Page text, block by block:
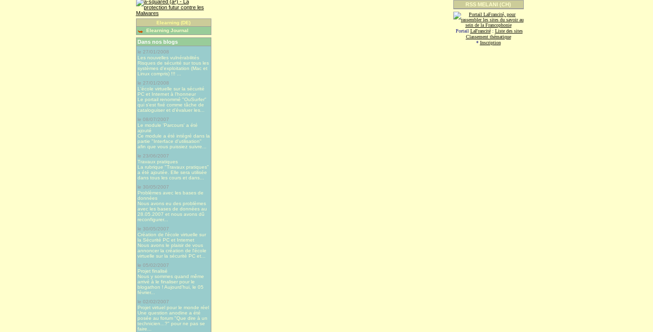
Elearning (DE)
Elearning Journal
Dans nos blogs
le 27/01/2008
Les nouvelles vulnérabilités
Risques de sécurité sur tous les
systèmes d'exploitation (Mac et
Linux compris) !!! ...
le 27/01/2008
L'école virtuelle sur la sécurité
PC et Internet à l'honneur
Le portail renommé "OuSurfer"
qui s'est fixé comme tâche de
cataloguiser et d'évaluer les...
le 08/07/2007
Le module 'Parcours' a été
ajouté
Ce module a été intégré dans la
partie "Interface d'utilisation"
afin que vous puissiez suivre...
le 23/06/2007
Travaux pratiques
La rubrique "Travaux pratiques"
a été ajoutée. Elle sera utilisée
dans tous les cours et dans...
le 30/05/2007
Problèmes avec les bases de
données
Nous avons eu des problèmes
avec les bases de données au
28.05.2007 et nous avons dû
reconfigurer...
le 30/05/2007
Création de l'école virtuelle sur
la Sécurité PC et Internet
Nous avons le plaisir de vous
annoncer la création de l'école
virtuelle sur la sécurité PC et...
le 05/02/2007
Projet finalisé
Nous y sommes quand même
arrivé à le finaliser pour le
blogathon ! Aujourd’hui, le 05
février...
le 02/02/2007
Projet virtuel pour le monde réel
Une question anodine a été
posée au forum "Que dire à un
technicien...?" pour ne pas se
faire...
RSS MELANI (CH)
Portail LaFrancité: Liste des sites
Classement thématique
* Inscription